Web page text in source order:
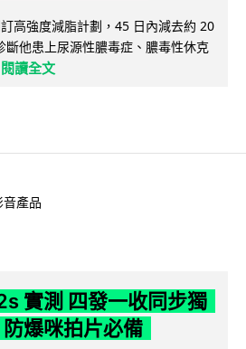
高強度減脂計劃，45 日內減去約 20
斷他患上尿源性膿毒症、膿毒性休克
閱讀全文
音產品
實測 四發一收同步獨
爆咪拍片必備